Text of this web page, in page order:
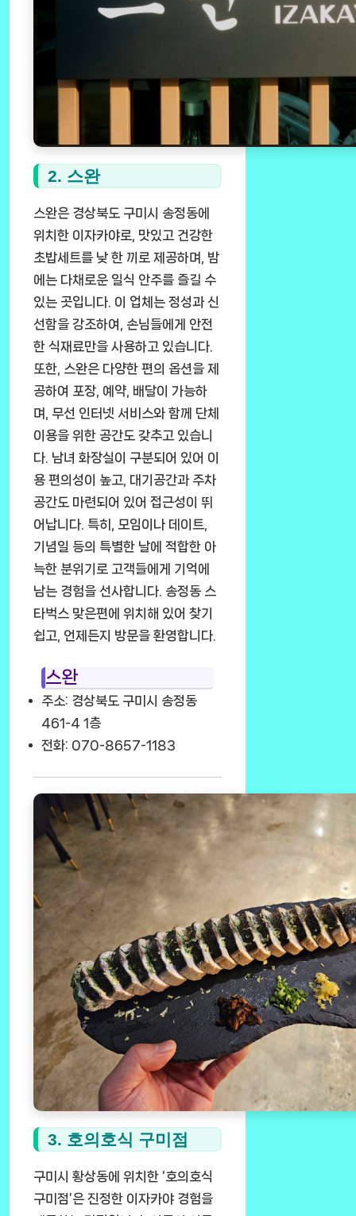
2. 스완
스완은 경상북도 구미시 송정동에
위치한 이자카야로, 맛있고 건강한
초밥세트를 낮 한 끼로 제공하며, 밤
에는 다채로운 일식 안주를 즐길 수
있는 곳입니다. 이 업체는 정성과 신
선함을 강조하여, 손님들에게 안전
한 식재료만을 사용하고 있습니다.
또한, 스완은 다양한 편의 옵션을 제
공하여 포장, 예약, 배달이 가능하
며, 무선 인터넷 서비스와 함께 단체
이용을 위한 공간도 갖추고 있습니
다. 남녀 화장실이 구분되어 있어 이
용 편의성이 높고, 대기공간과 주차
공간도 마련되어 있어 접근성이 뛰
어납니다. 특히, 모임이나 데이트,
기념일 등의 특별한 날에 적합한 아
늑한 분위기로 고객들에게 기억에
남는 경험을 선사합니다. 송정동 스
타벅스 맞은편에 위치해 있어 찾기
쉽고, 언제든지 방문을 환영합니다.
스완
주소: 경상북도 구미시 송정동
461-4 1층
전화: 070-8657-1183
3. 호의호식 구미점
구미시 황상동에 위치한 ‘호의호식
구미점’은 진정한 이자카야 경험을